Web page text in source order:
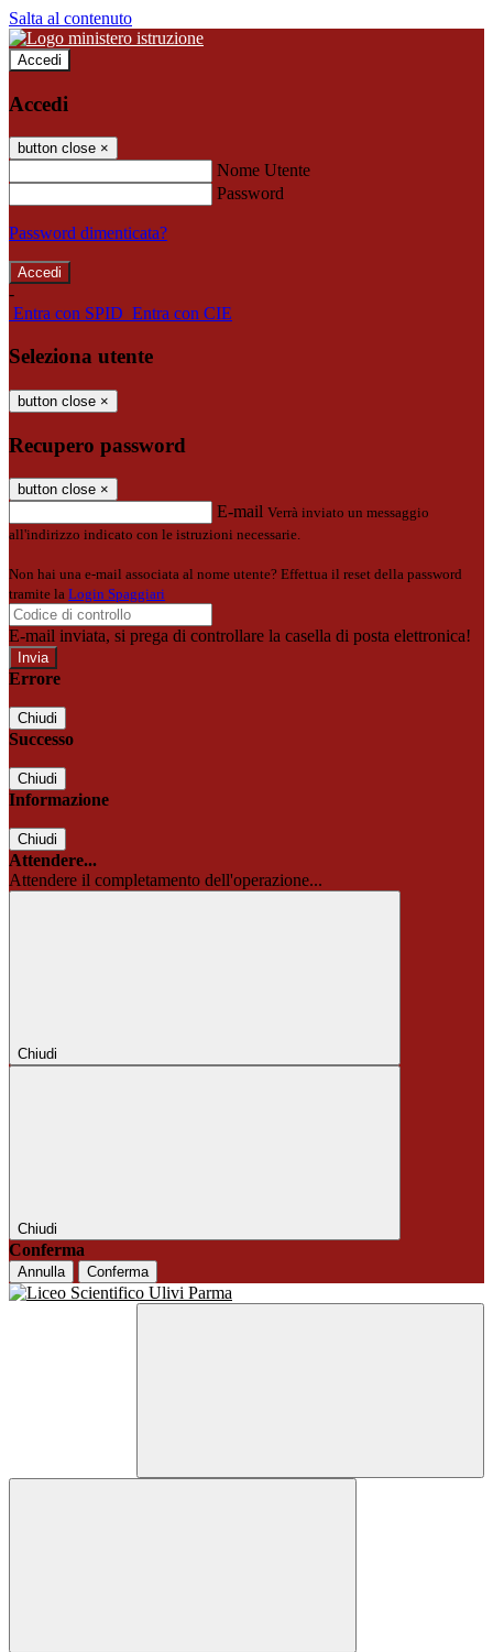
Salta al contenuto
Accedi
Accedi
button close ×
Nome Utente
Password
Password dimenticata?
-
Entra con SPID Entra con CIE
Seleziona utente
button close ×
Recupero password
button close ×
E-mail Verrà inviato un messaggio
all'indirizzo indicato con le istruzioni necessarie.
Non hai una e-mail associata al nome utente? Effettua il reset della password
tramite la Login Spaggiari
E-mail inviata, si prega di controllare la casella di posta elettronica!
Errore
Chiudi
Successo
Chiudi
Informazione
Chiudi
Attendere...
Attendere il completamento dell'operazione...
Chiudi
Chiudi
Conferma
Annulla Conferma